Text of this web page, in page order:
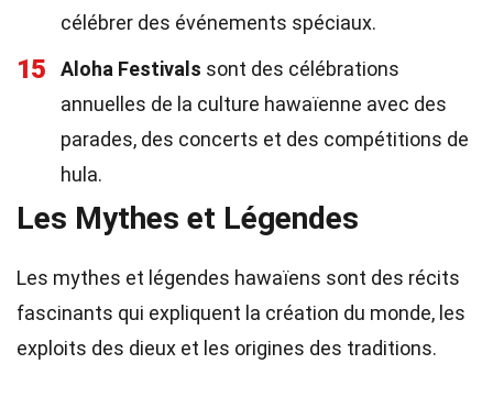
célébrer des événements spéciaux.
15 Aloha Festivals sont des célébrations
annuelles de la culture hawaïenne avec des
parades, des concerts et des compétitions de
hula.
Les Mythes et Légendes
Les mythes et légendes hawaïens sont des récits
fascinants qui expliquent la création du monde, les
exploits des dieux et les origines des traditions.